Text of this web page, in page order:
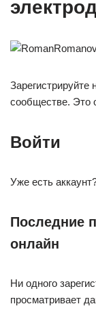
сообществе. Это
Войти
Уже есть
Последние
онлайн
Ни одного
просматривает